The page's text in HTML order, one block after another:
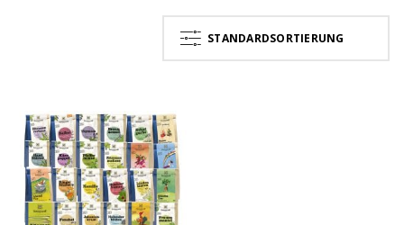
STANDARDSORTIERUNG